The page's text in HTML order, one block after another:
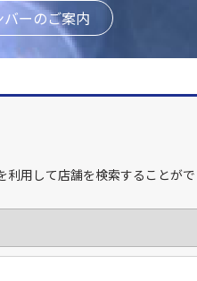
ーのご案内
用して店舗を検索することが